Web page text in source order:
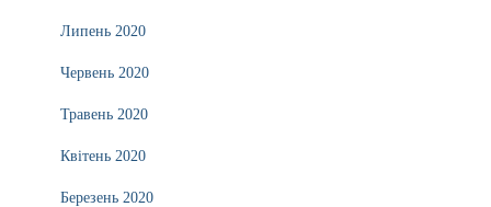
Липень 2020
Червень 2020
Травень 2020
Квітень 2020
Березень 2020